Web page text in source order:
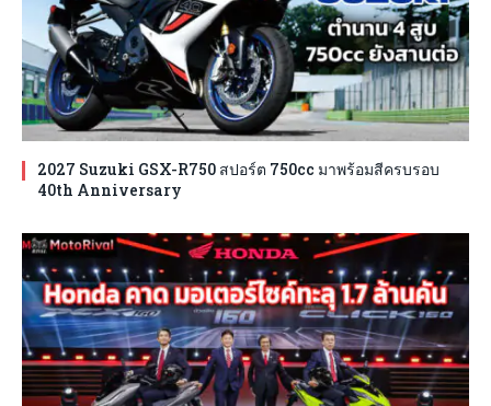
2027 Suzuki GSX-R750 สปอร์ต 750cc มาพร้อมสีครบรอบ
40th Anniversary